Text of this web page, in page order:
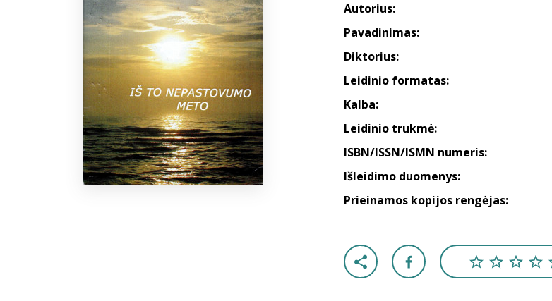
Autorius:
Pavadinimas:
Diktorius:
Leidinio formatas:
Kalba:
Leidinio trukmė:
ISBN/ISSN/ISMN numeris:
Išleidimo duomenys:
Prieinamos kopijos rengėjas: